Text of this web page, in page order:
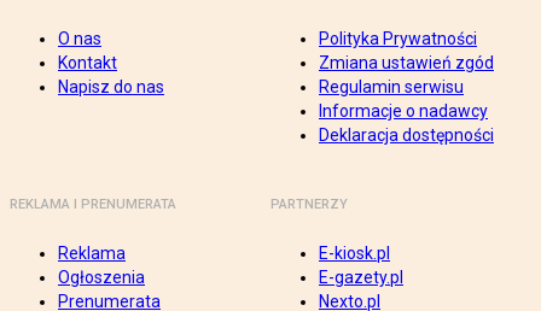
O nas
Kontakt
Napisz do nas
Polityka Prywatności
Zmiana ustawień zgód
Regulamin serwisu
Informacje o nadawcy
Deklaracja dostępności
REKLAMA I PRENUMERATA
Reklama
Ogłoszenia
Prenumerata
PARTNERZY
E-kiosk.pl
E-gazety.pl
Nexto.pl